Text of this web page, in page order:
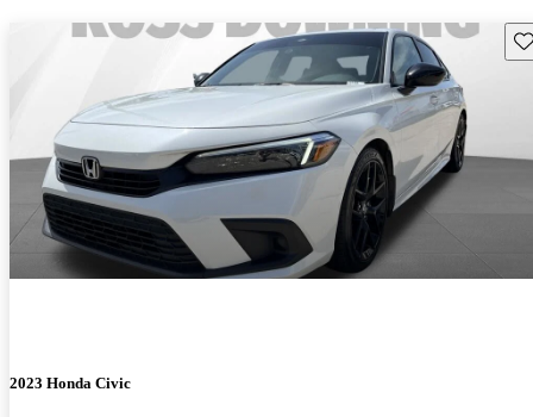
2023 Honda Civic